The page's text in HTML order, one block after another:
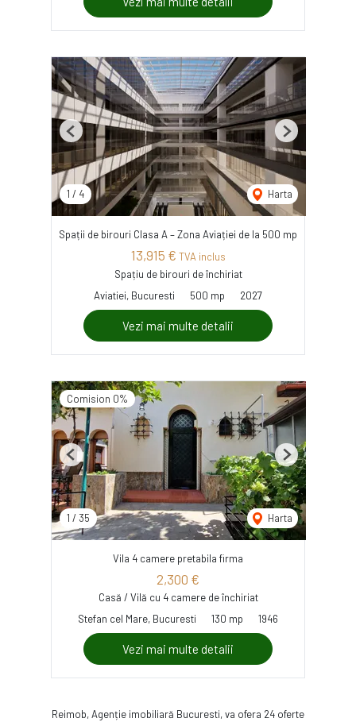
1 / 4 Harta
Previous Next
Spații de birouri Clasa A – Zona Aviației de la 500 mp
13,915 € TVA inclus
Spațiu de birouri de închiriat
Aviatiei, Bucuresti
500 mp 2027
Vezi mai multe detalii
Comision 0%
1 / 35 Harta
Previous Next
Vila 4 camere pretabila firma
2,300 €
Casă / Vilă cu 4 camere de închiriat
Stefan cel Mare, Bucuresti
130 mp 1946
Vezi mai multe detalii
Reimob, Agenție imobiliară Bucuresti, va ofera 24 oferte